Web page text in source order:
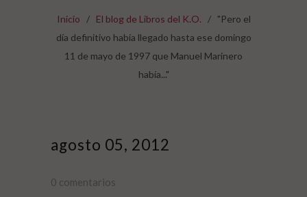
Inicio / El blog de Libros del K.O. / "Pero el
día definitivo había llegado hasta ese domingo
11 de mayo de 1997 que Manuel Marinero
había..."
agosto 05, 2012
0 comentarios